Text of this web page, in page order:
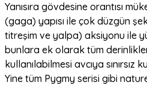
Yanısıra gövdesine orantısı
(gaga) yapısı ile çok düzgün
titreşim ve yalpa) aksiyonu ile
bunlara ek olarak tüm
kullanılabilmesi avcıya sınırsız
Yine tüm Pygmy serisi gibi